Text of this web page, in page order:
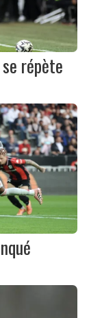
répète